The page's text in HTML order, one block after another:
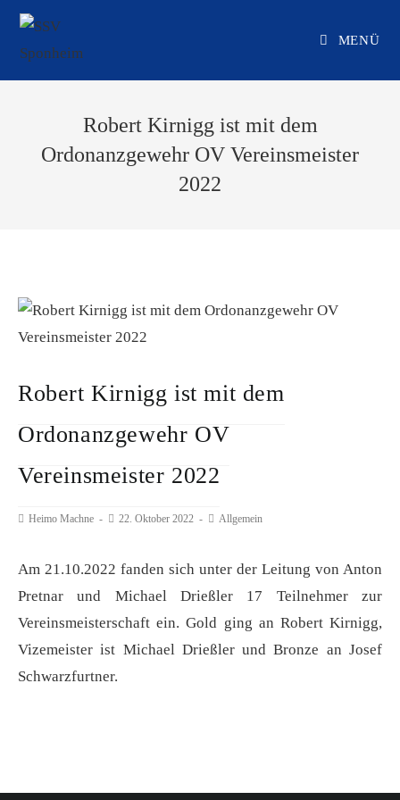
Zum
springen
MENÜ
Robert Kirnigg ist mit dem
Ordonanzgewehr OV Vereinsmeister
2022
Robert Kirnigg ist mit dem
Ordonanzgewehr OV
Vereinsmeister 2022
Beitrags-
Heimo Machne
Beitrag
22. Oktober 2022
Beitrags-
Allgemein
Am 21.10.2022 fanden sich unter der Leitung von Anton
Pretnar und Michael Drießler 17 Teilnehmer zur
Vereinsmeisterschaft ein. Gold ging an Robert Kirnigg,
Vizemeister ist Michael Drießler und Bronze an Josef
Schwarzfurtner.